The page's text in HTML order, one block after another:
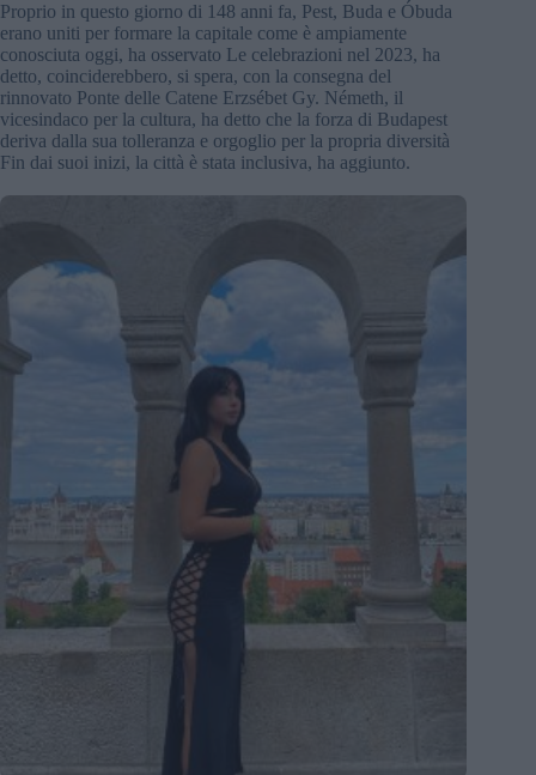
Proprio in questo giorno di 148 anni fa, Pest, Buda e Óbuda
erano uniti per formare la capitale come è ampiamente
conosciuta oggi, ha osservato Le celebrazioni nel 2023, ha
detto, coinciderebbero, si spera, con la consegna del
rinnovato Ponte delle Catene Erzsébet Gy. Németh, il
vicesindaco per la cultura, ha detto che la forza di Budapest
deriva dalla sua tolleranza e orgoglio per la propria diversità
Fin dai suoi inizi, la città è stata inclusiva, ha aggiunto.